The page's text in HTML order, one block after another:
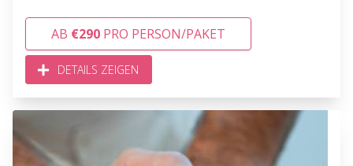
AB €290 PRO PERSON/PAKET
DETAILS ZEIGEN